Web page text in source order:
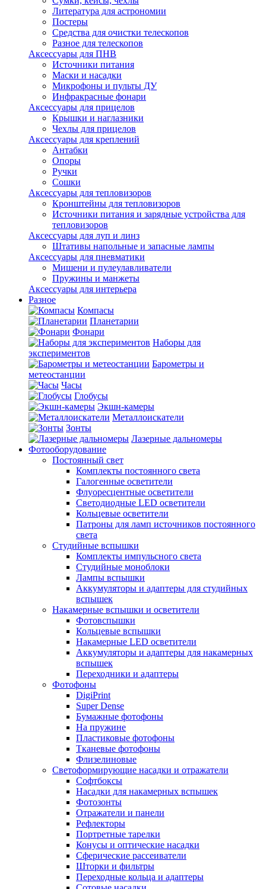
Литература для астрономии
Постеры
Средства для очистки телескопов
Разное для телескопов
Аксессуары для ПНВ
Источники питания
Маски и насадки
Микрофоны и пульты ДУ
Инфракрасные фонари
Аксессуары для прицелов
Крышки и наглазники
Чехлы для прицелов
Аксессуары для креплений
Антабки
Опоры
Ручки
Сошки
Аксессуары для тепловизоров
Кронштейны для тепловизоров
Источники питания и зарядные устройства для
тепловизоров
Аксессуары для луп и линз
Штативы напольные и запасные лампы
Аксессуары для пневматики
Мишени и пулеулавливатели
Пружины и манжеты
Аксессуары для интерьера
Разное
Компасы
Планетарии
Фонари
Наборы для
экспериментов
Барометры и
метеостанции
Часы
Глобусы
Экшн-камеры
Металлоискатели
Зонты
Лазерные дальномеры
Фотооборудование
Постоянный свет
Комплекты постоянного света
Галогенные осветители
Флуоресцентные осветители
Светодиодные LED осветители
Кольцевые осветители
Патроны для ламп источников постоянного
света
Студийные вспышки
Комплекты импульсного света
Студийные моноблоки
Лампы вспышки
Аккумуляторы и адаптеры для студийных
вспышек
Накамерные вспышки и осветители
Фотовспышки
Кольцевые вспышки
Накамерные LED осветители
Аккумуляторы и адаптеры для накамерных
вспышек
Переходники и адаптеры
Фотофоны
DigiPrint
Super Dense
Бумажные фотофоны
На пружине
Пластиковые фотофоны
Тканевые фотофоны
Флизелиновые
Светоформирующие насадки и отражатели
Софтбоксы
Насадки для накамерных вспышек
Фотозонты
Отражатели и панели
Рефлекторы
Портретные тарелки
Конусы и оптические насадки
Сферические рассеиватели
Шторки и фильтры
Переходные кольца и адаптеры